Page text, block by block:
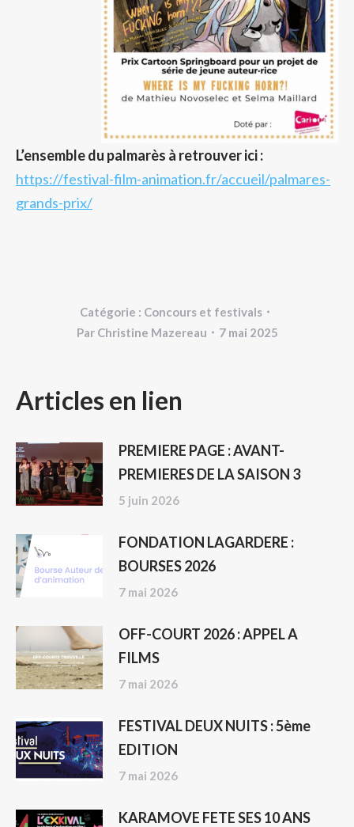
L’ensemble du palmarès à retrouver ici :
https://festival-film-animation.fr/accueil/palmares-
grands-prix/
Catégorie : Concours et festivals
Par Christine Mazereau 7 mai 2025
NAVIGATION
ARTICLE
Articles en lien
PREMIERE PAGE : AVANT-
PREMIERES DE LA SAISON 3
5 juin 2026
FONDATION LAGARDERE :
BOURSES 2026
7 mai 2026
OFF-COURT 2026 : APPEL A
FILMS
7 mai 2026
FESTIVAL DEUX NUITS : 5ème
EDITION
7 mai 2026
KARAMOVE FETE SES 10 ANS